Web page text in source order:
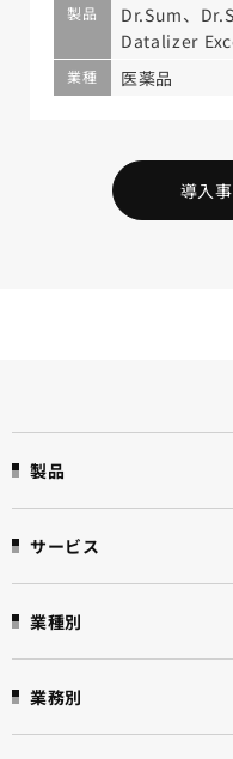
製品
Dr.Sum、
Datalizer
業種 医薬品
導入
製品
サービス
業種別
業務別